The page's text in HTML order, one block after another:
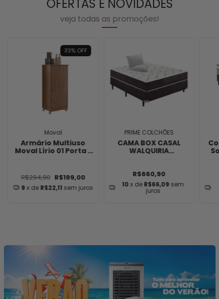
OFERTAS E NOVIDADES
veja todas as promoções!
33%OFF
Moval
Armário Multiuso
Moval Lírio 01 Porta -
R$294,90 R$199,00
9x deR$22,11 sem juros
PRIME COLCHÕES
CAMA BOX CASAL
WALQUIRIA
R$660,90
10 x deR$66,09 sem
juros